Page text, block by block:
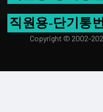
직원용-단기통
Copyright ©